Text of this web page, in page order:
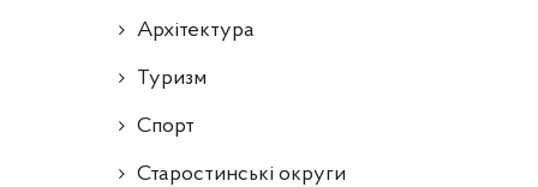
Архітектура
Туризм
Спорт
Старостинські округи